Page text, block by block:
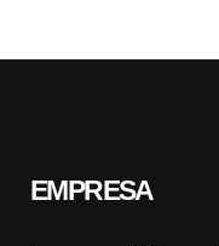
EMPRESA